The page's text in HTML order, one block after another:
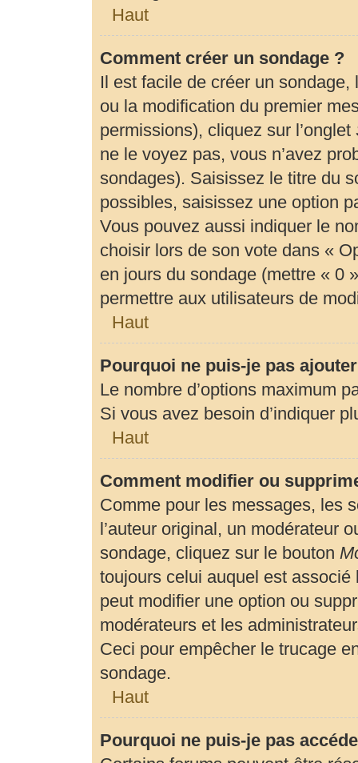
Haut
Comment créer un sondage ?
Il est facile de créer un sondage,
ou la modification du premier
permissions), cliquez sur l’onglet
ne le voyez pas, vous n’avez
sondages). Saisissez le titre du
possibles, saisissez une option
Vous pouvez aussi indiquer le
choisir lors de son vote dans «
en jours du sondage (mettre « 0
permettre aux utilisateurs de
Haut
Pourquoi ne puis-je pas
Le nombre d’options maximum
Si vous avez besoin d’indiquer
Haut
Comment modifier ou
Comme pour les messages, les
l’auteur original, un modérateur
sondage, cliquez sur le bouton
toujours celui auquel est associé
peut modifier une option ou
modérateurs et les
Ceci pour empêcher le trucage
sondage.
Haut
Pourquoi ne puis-je pas